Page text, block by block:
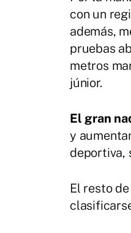
con un
además,
pruebas
metros
júnior.
El gran
y
deportiva,
El resto